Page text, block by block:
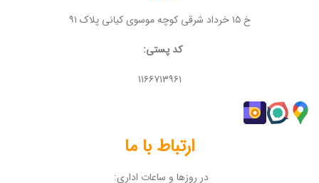
خ ۱۵ خرداد شرقی کوچه موسوی کیانی پلاک ۹۱
کد پستی:
۱۱۶۶۷۱۳۹۶۱
ارتباط با ما
در روزها و ساعات اداری: